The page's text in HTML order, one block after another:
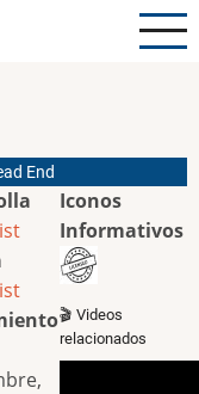
End
Iconos
Informativos
🎬 Videos
relacionados